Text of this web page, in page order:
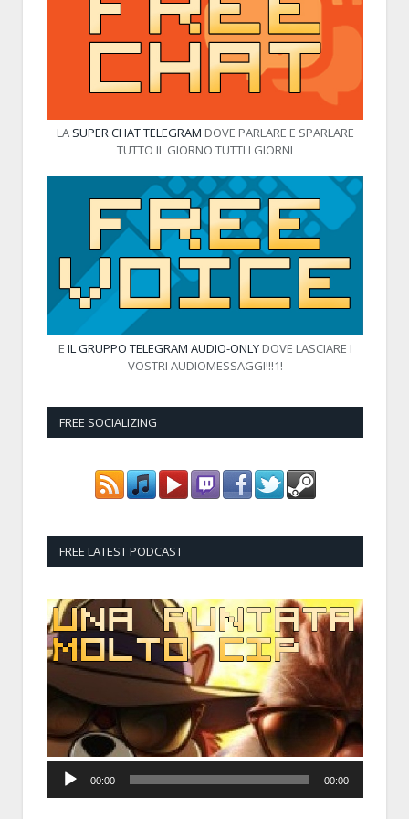
LA SUPER CHAT TELEGRAM DOVE PARLARE E SPARLARE
TUTTO IL GIORNO TUTTI I GIORNI
E IL GRUPPO TELEGRAM AUDIO-ONLYDOVE LASCIARE I
VOSTRI AUDIOMESSAGGI!!!1!
FREE SOCIALIZING
FREE LATEST PODCAST
Audio
Player
00:00 00:00